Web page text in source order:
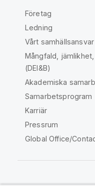
Företag
Ledning
Vårt samhällsansvar
Mångfald,
(DEI&B)
Akademiska
Samarbetsprogram
Karriär
Pressrum
Global Office/